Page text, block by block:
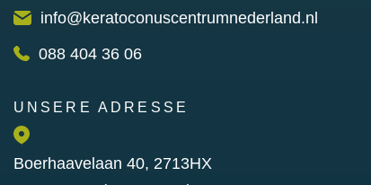
info@keratoconuscentrumnederland.nl
088 404 36 06
UNSERE ADRESSE
Boerhaavelaan 40, 2713HX